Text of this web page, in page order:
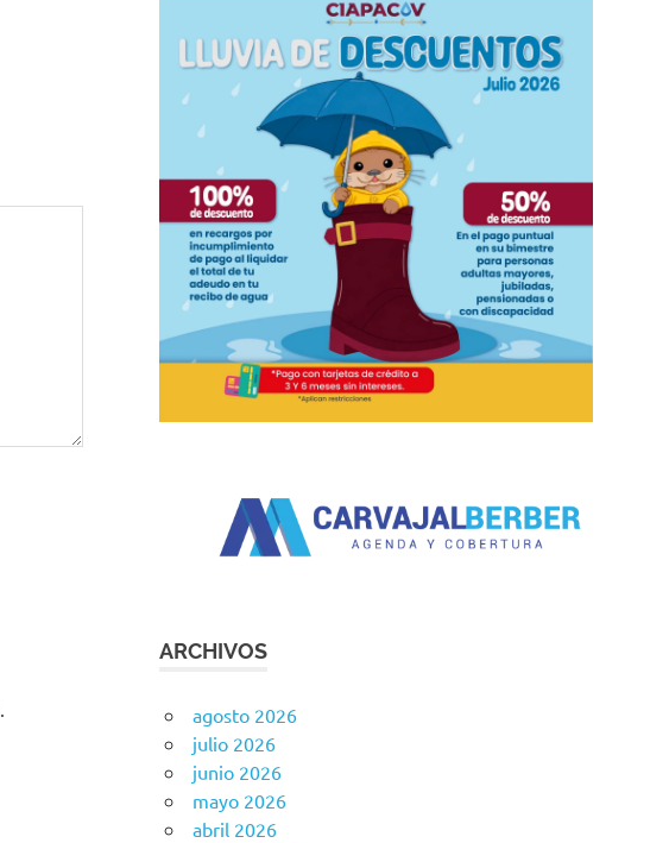
ARCHIVOS
agosto 2026
julio 2026
junio 2026
mayo 2026
abril 2026